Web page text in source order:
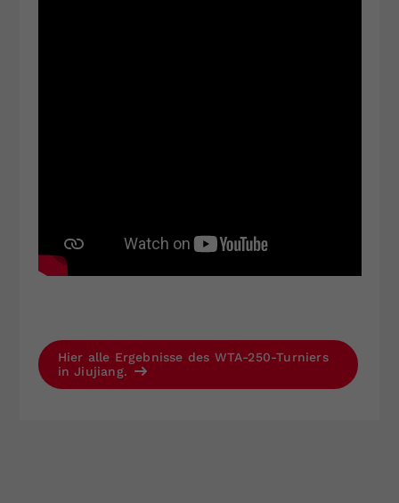
Hier alle Ergebnisse des WTA-250-Turniers
in Jiujiang.